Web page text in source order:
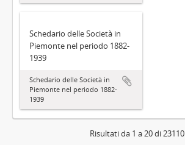
Schedario delle Società in
Piemonte nel periodo 1882-
1939
Schedario delle Società in
Piemonte nel periodo 1882-
1939
Risultati da 1 a 20 di 23110